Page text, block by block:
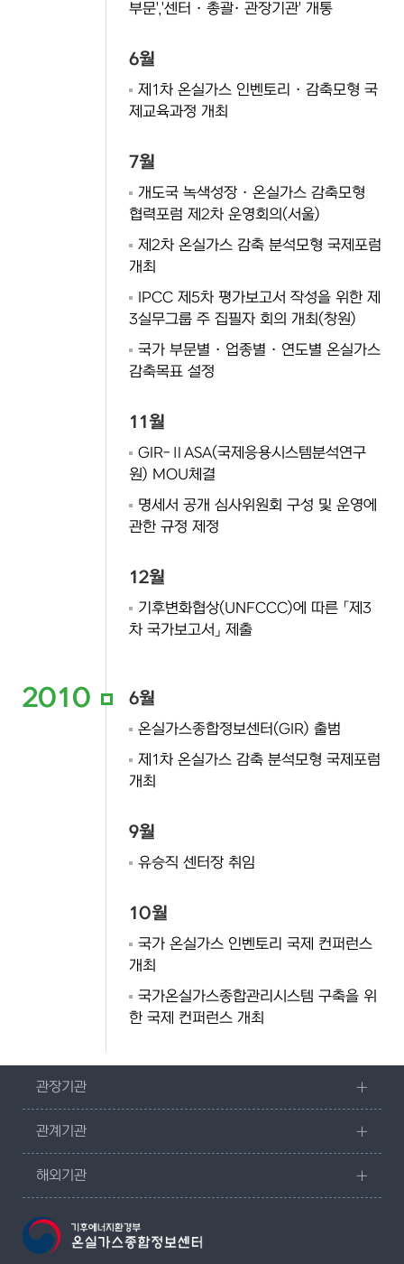
부문','센터 · 총괄· 관장기관' 개통
6월
제1차 온실가스 인벤토리 · 감축모형 국
제교육과정 개최
7월
개도국 녹색성장 · 온실가스 감축모형
협력포럼 제2차 운영회의(서울)
제2차 온실가스 감축 분석모형 국제포럼
개최
IPCC 제5차 평가보고서 작성을 위한 제
3실무그룹 주 집필자 회의 개최(창원)
국가 부문별 · 업종별 · 연도별 온실가스
감축목표 설정
11월
GIR-ⅡASA(국제응용시스템분석연구
원) MOU체결
명세서 공개 심사위원회 구성 및 운영에
관한 규정 제정
12월
기후변화협상(UNFCCC)에 따른 「제3
차 국가보고서」 제출
2010 6월
온실가스종합정보센터(GIR) 출범
제1차 온실가스 감축 분석모형 국제포럼
개최
9월
유승직 센터장 취임
10월
국가 온실가스 인벤토리 국제 컨퍼런스
개최
국가온실가스종합관리시스템 구축을 위
한 국제 컨퍼런스 개최
관장기관
관계기관
해외기관